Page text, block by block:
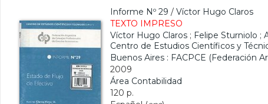
Informe Nº 29 / Víctor Hugo Claros
TEXTO IMPRESO
Víctor Hugo Claros ; Felipe Sturniolo ;
Centro de Estudios Científicos y
Buenos Aires : FACPCE (Federación
2009
Área Contabilidad
120 p.